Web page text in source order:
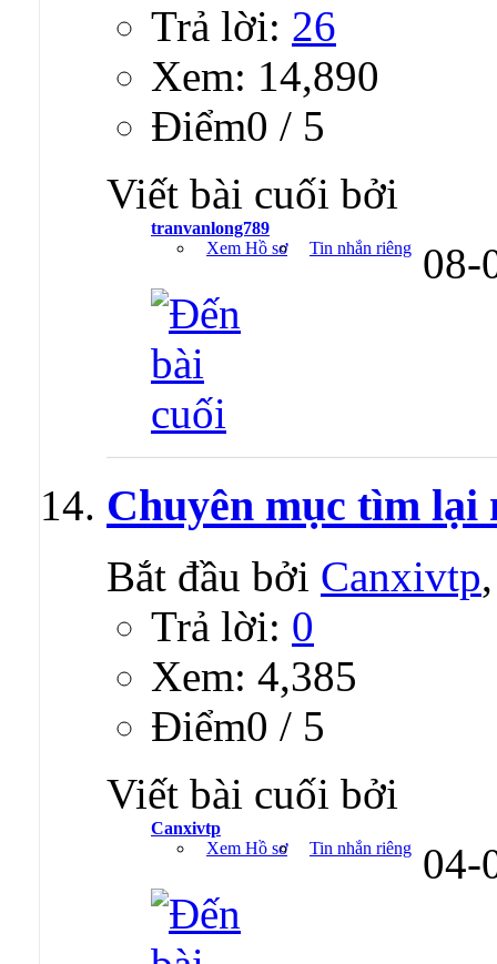
Trả lời: 26
Xem: 14,890
Ðiểm0 / 5
Viết bài cuối bởi
tranvanlong789
Xem Hồ sơ
Tin nhắn riêng 08-
Chuyên mục tìm
Bắt đầu bởi Canxivtp
Trả lời: 0
Xem: 4,385
Ðiểm0 / 5
Viết bài cuối bởi
Canxivtp
Xem Hồ sơ
Tin nhắn riêng 04-